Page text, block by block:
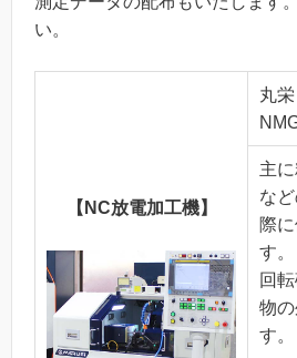
い。
【NC放電加工機】
丸
主
な
際
す
回
物
す。